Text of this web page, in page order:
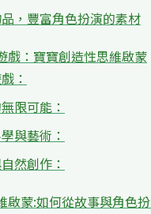
，豐富角色扮演的素材
戲：寶寶創造性思維啟蒙
：
限可能：
與藝術：
然創作：
啟蒙:如何從故事與角色